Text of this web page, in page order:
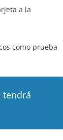
a la
como prueba
tendrá